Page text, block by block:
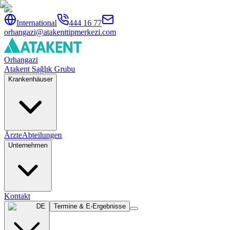
International
444 16 77
orhangazi@atakenttipmerkezi.com
Orhangazi
Atakent Sağlık Grubu
Krankenhäuser
ÄrzteAbteilungen
Unternehmen
Kontakt
DE Termine & E-Ergebnisse